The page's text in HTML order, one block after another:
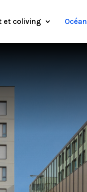
et coliving